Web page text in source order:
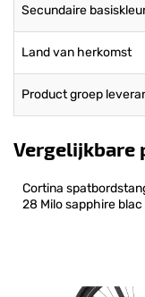
Secundaire
Land van herkomst
Product groep
Vergelijkbare
Cortina
28 Milo sapphire blac